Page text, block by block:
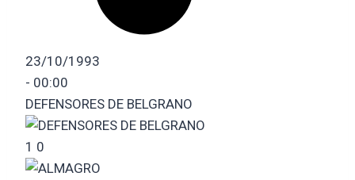
23/10/1993
- 00:00
DEFENSORES DE BELGRANO
1 0